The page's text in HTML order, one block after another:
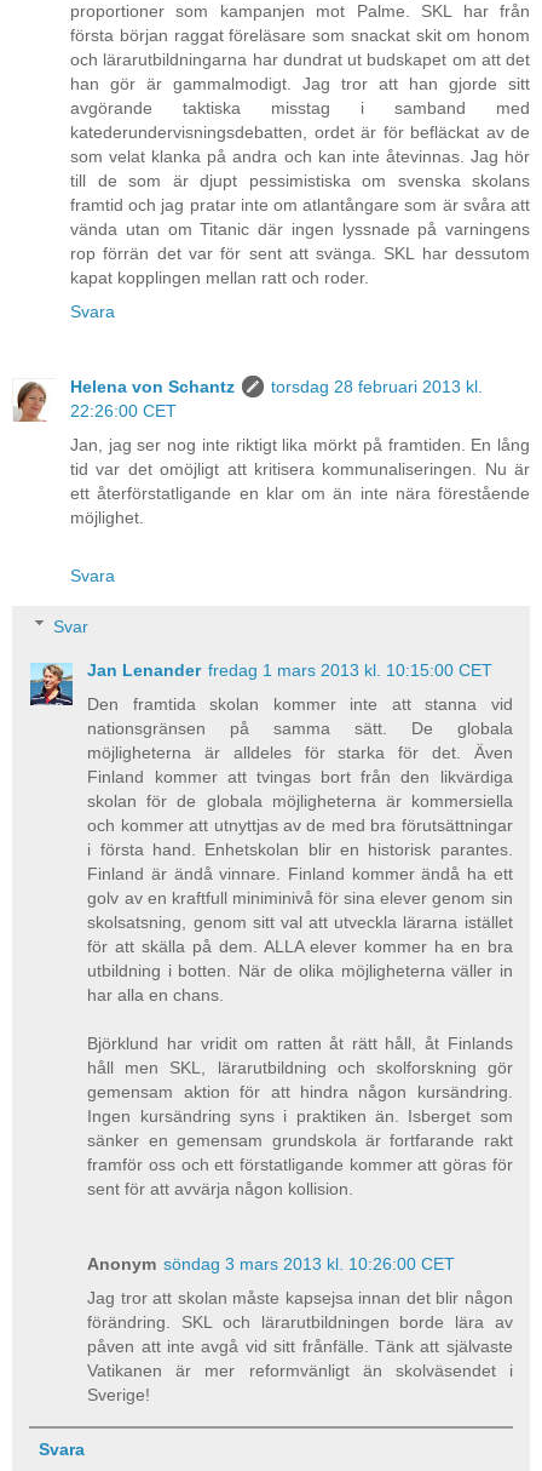
proportioner som kampanjen mot Palme. SKL har från
första början raggat föreläsare som snackat skit om honom
och lärarutbildningarna har dundrat ut budskapet om att det
han gör är gammalmodigt. Jag tror att han gjorde sitt
avgörande taktiska misstag i samband med
katederundervisningsdebatten, ordet är för befläckat av de
som velat klanka på andra och kan inte åtevinnas. Jag hör
till de som är djupt pessimistiska om svenska skolans
framtid och jag pratar inte om atlantångare som är svåra att
vända utan om Titanic där ingen lyssnade på varningens
rop förrän det var för sent att svänga. SKL har dessutom
kapat kopplingen mellan ratt och roder.
Svara
Helena von Schantz
torsdag 28 februari 2013 kl.
22:26:00 CET
Jan, jag ser nog inte riktigt lika mörkt på framtiden. En lång
tid var det omöjligt att kritisera kommunaliseringen. Nu är
ett återförstatligande en klar om än inte nära förestående
möjlighet.
Svara
Svar
Jan Lenander fredag 1 mars 2013 kl. 10:15:00 CET
Den framtida skolan kommer inte att stanna vid
nationsgränsen på samma sätt. De globala
möjligheterna är alldeles för starka för det. Även
Finland kommer att tvingas bort från den likvärdiga
skolan för de globala möjligheterna är kommersiella
och kommer att utnyttjas av de med bra förutsättningar
i första hand. Enhetskolan blir en historisk parantes.
Finland är ändå vinnare. Finland kommer ändå ha ett
golv av en kraftfull miniminivå för sina elever genom sin
skolsatsning, genom sitt val att utveckla lärarna istället
för att skälla på dem. ALLA elever kommer ha en bra
utbildning i botten. När de olika möjligheterna väller in
har alla en chans.
Björklund har vridit om ratten åt rätt håll, åt Finlands
håll men SKL, lärarutbildning och skolforskning gör
gemensam aktion för att hindra någon kursändring.
Ingen kursändring syns i praktiken än. Isberget som
sänker en gemensam grundskola är fortfarande rakt
framför oss och ett förstatligande kommer att göras för
sent för att avvärja någon kollision.
Anonym söndag 3 mars 2013 kl. 10:26:00 CET
Jag tror att skolan måste kapsejsa innan det blir någon
förändring. SKL och lärarutbildningen borde lära av
påven att inte avgå vid sitt frånfälle. Tänk att självaste
Vatikanen är mer reformvänligt än skolväsendet i
Sverige!
Svara